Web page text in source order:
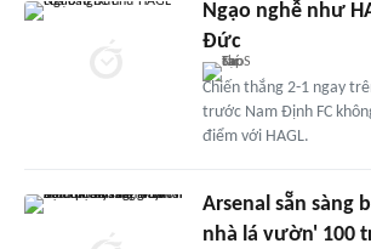
Ngạo nghễ như
Đức
Chiến thắng 2-1 ngay
trước Nam Định FC
điểm với HAGL.
Arsenal sẵn sàng
nhà lá vườn' 100